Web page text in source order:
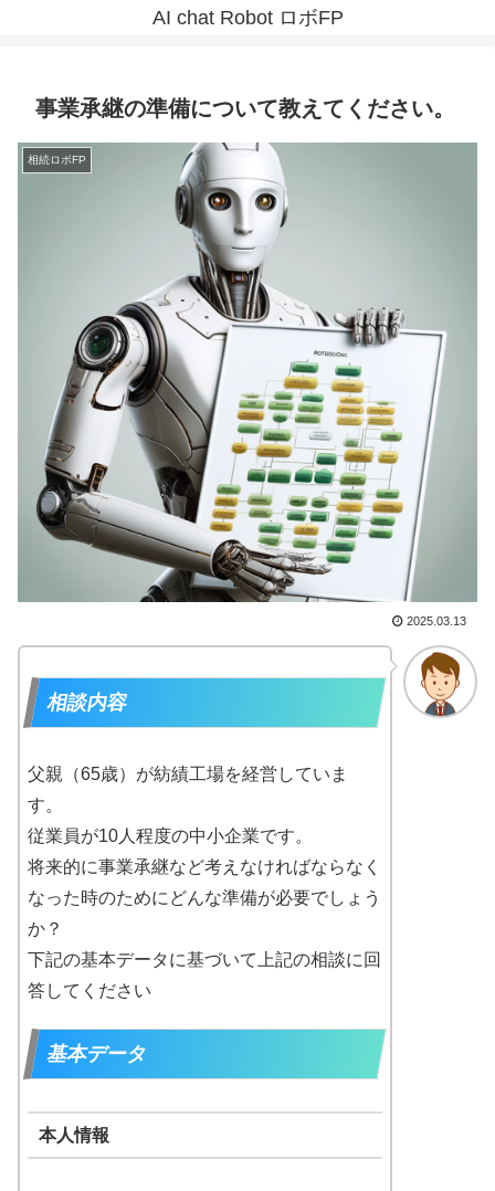
AI chat Robot ロボFP
事業承継の準備について教えてください。
相続ロボFP
2025.03.13
相談内容
父親（65歳）が紡績工場を経営していま
す。
従業員が10人程度の中小企業です。
将来的に事業承継など考えなければならなく
なった時のためにどんな準備が必要でしょう
か？
下記の基本データに基づいて上記の相談に回
答してください
基本データ
本人情報